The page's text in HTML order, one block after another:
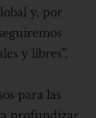
y, por
y libres”.
para las
profundizar